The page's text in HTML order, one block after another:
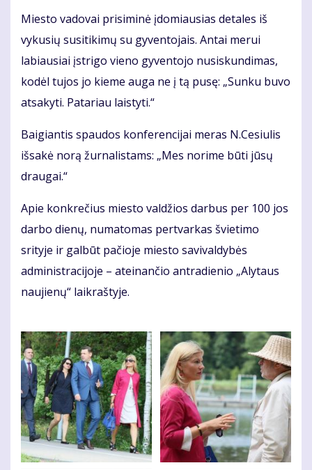
Miesto vadovai prisiminė įdomiausias detales iš
vykusių susitikimų su gyventojais. Antai merui
labiausiai įstrigo vieno gyventojo nusiskundimas,
kodėl tujos jo kieme auga ne į tą pusę: „Sunku buvo
atsakyti. Patariau laistyti.“
Baigiantis spaudos konferencijai meras N.Cesiulis
išsakė norą žurnalistams: „Mes norime būti jūsų
draugai.“
Apie konkrečius miesto valdžios darbus per 100 jos
darbo dienų, numatomas pertvarkas švietimo
srityje ir galbūt pačioje miesto savivaldybės
administracijoje – ateinančio antradienio „Alytaus
naujienų“ laikraštyje.